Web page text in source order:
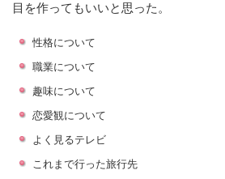
目を作ってもいいと思った。
性格について
職業について
趣味について
恋愛観について
よく見るテレビ
これまで行った旅行先